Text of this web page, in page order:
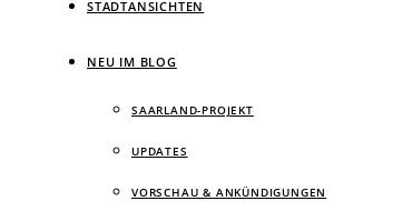
STADTANSICHTEN
NEU IM BLOG
SAARLAND-PROJEKT
UPDATES
VORSCHAU & ANKÜNDIGUNGEN